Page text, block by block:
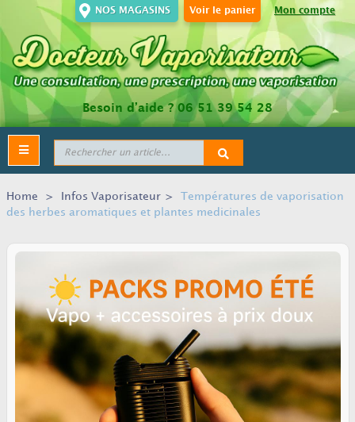
Mon compte
Voir le panier
NOS MAGASINS
Besoin d’aide ?06 51 39 54 28
Toggle
navigation
Home > Infos Vaporisateur >
Températures de vaporisation
des herbes aromatiques et plantes medicinales